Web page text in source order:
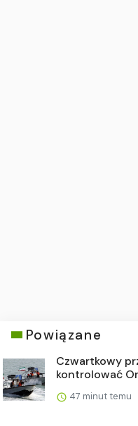
Powiązane
Czwartkowy
kontrolować
47 minut temu